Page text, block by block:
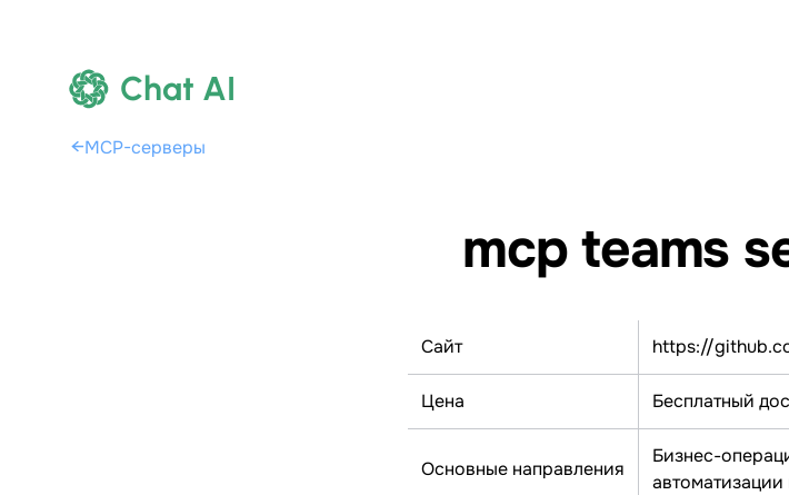
Chat AI
←MCP-серверы
mcp teams
Сайт https://
Цена Бесплатный
Основные направления
Бизнес-